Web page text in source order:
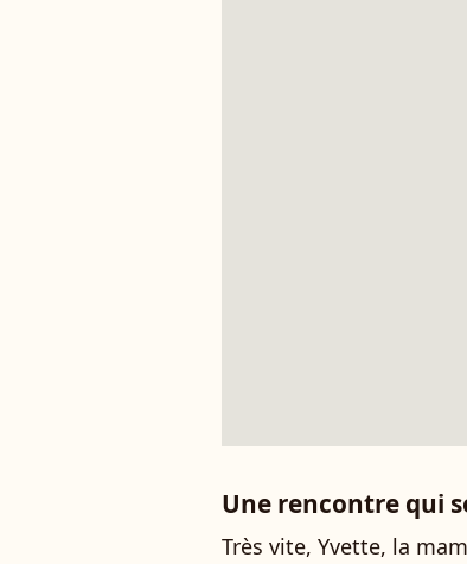
Une rencontre qui
Très vite, Yvette, la